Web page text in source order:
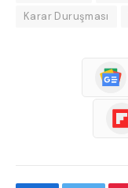
Karar Duruşması